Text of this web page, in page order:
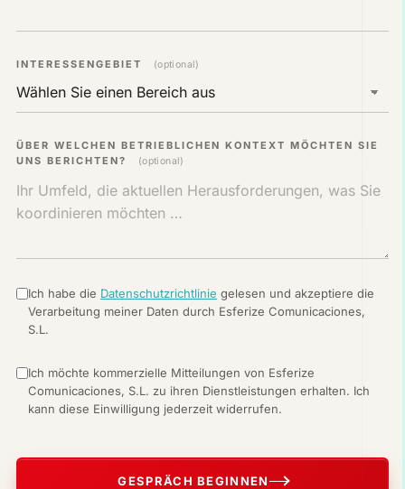
INTERESSENGEBIET (optional)
ÜBER WELCHEN BETRIEBLICHEN KONTEXT MÖCHTEN SIE
UNS BERICHTEN?
(optional)
Ich habe die Datenschutzrichtlinie gelesen und akzeptiere die
Verarbeitung meiner Daten durch Esferize Comunicaciones,
S.L.
Ich möchte kommerzielle Mitteilungen von Esferize
Comunicaciones, S.L. zu ihren Dienstleistungen erhalten. Ich
kann diese Einwilligung jederzeit widerrufen.
GESPRÄCH BEGINNEN